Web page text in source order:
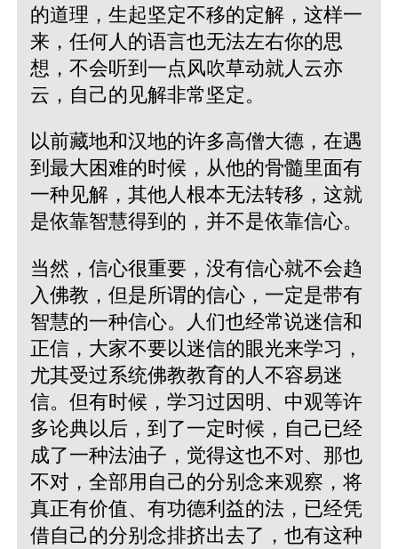
的道理，生起坚定不移的定解，这样一
来，任何人的语言也无法左右你的思
想，不会听到一点风吹草动就人云亦
云，自己的见解非常坚定。
以前藏地和汉地的许多高僧大德，在遇
到最大困难的时候，从他的骨髓里面有
一种见解，其他人根本无法转移，这就
是依靠智慧得到的，并不是依靠信心。
当然，信心很重要，没有信心就不会趋
入佛教，但是所谓的信心，一定是带有
智慧的一种信心。人们也经常说迷信和
正信，大家不要以迷信的眼光来学习，
尤其受过系统佛教教育的人不容易迷
信。但有时候，学习过因明、中观等许
多论典以后，到了一定时候，自己已经
成了一种法油子，觉得这也不对、那也
不对，全部用自己的分别念来观察，将
真正有价值、有功德利益的法，已经凭
借自己的分别念排挤出去了，也有这种